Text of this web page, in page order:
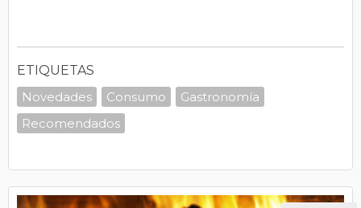
ETIQUETAS
Novedades
Consumo
Gastronomía
Recomendados